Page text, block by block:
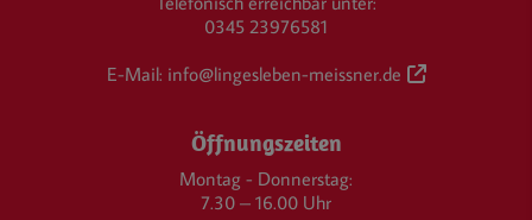
0345 23976581
E-Mail: info@lingesleben-meissner.de
Öffnungszeiten
Montag - Donnerstag:
7.30 – 16.00 Uhr